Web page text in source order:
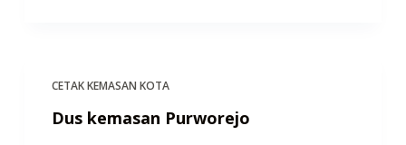
CETAK KEMASAN KOTA
Dus kemasan Purworejo